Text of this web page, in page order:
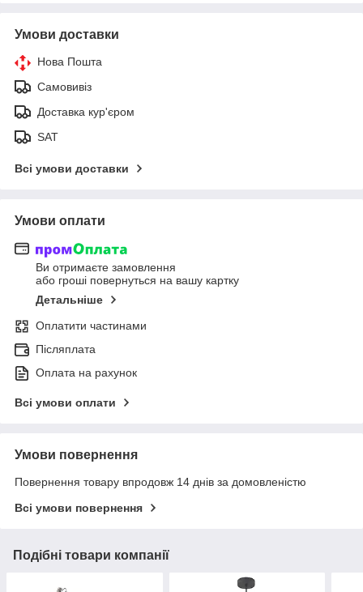
Умови доставки
Нова Пошта
Самовивіз
Доставка кур'єром
SAT
Всі умови доставки
Умови оплати
Ви отримаєте замовлення
або гроші повернуться на вашу картку
Детальніше
Оплатити частинами
Післяплата
Оплата на рахунок
Всі умови оплати
Умови повернення
Повернення товару впродовж 14 днів за домовленістю
Всі умови повернення
Подібні товари компанії